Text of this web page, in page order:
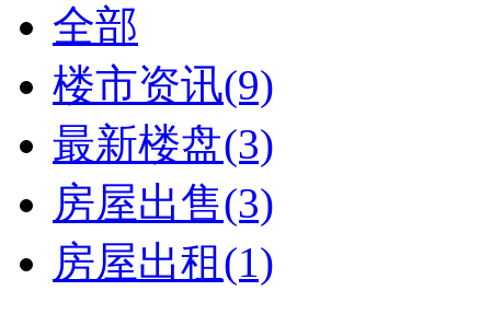
全部
楼市资讯(9)
最新楼盘(3)
房屋出售(3)
房屋出租(1)